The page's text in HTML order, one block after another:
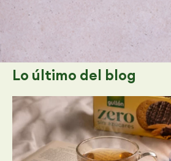
Lo último del blog